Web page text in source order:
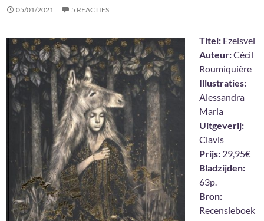
05/01/2021 5 REACTIES
Titel: Ezelsvel
Auteur:Cécil
Roumiquière
Illustraties:
Alessandra
Maria
Uitgeverij:
Clavis
Prijs: 29,95€
Bladzijden:
63p.
Bron:
Recensieboek